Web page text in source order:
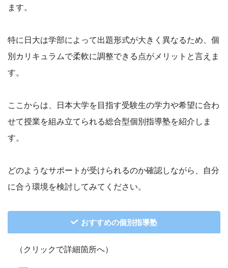
ます。
特に日大は学部によって出題形式が大きく異なるため、個
別カリキュラムで柔軟に調整できる点がメリットと言えま
す。
ここからは、日本大学を目指す受験生の学力や希望に合わ
せて授業を組み立てられる総合型個別指導塾を紹介しま
す。
どのようなサポートが受けられるのか確認しながら、自分
に合う環境を検討してみてください。
おすすめの個別指導塾
（クリックで詳細箇所へ）